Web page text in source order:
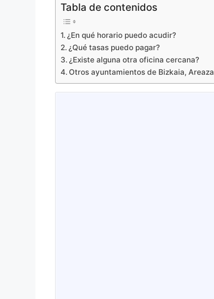
Tabla de contenidos
¿En qué horario puedo acudir?
¿Qué tasas puedo pagar?
¿Existe alguna otra oficina cercana?
Otros ayuntamientos de Bizkaia, Areaza